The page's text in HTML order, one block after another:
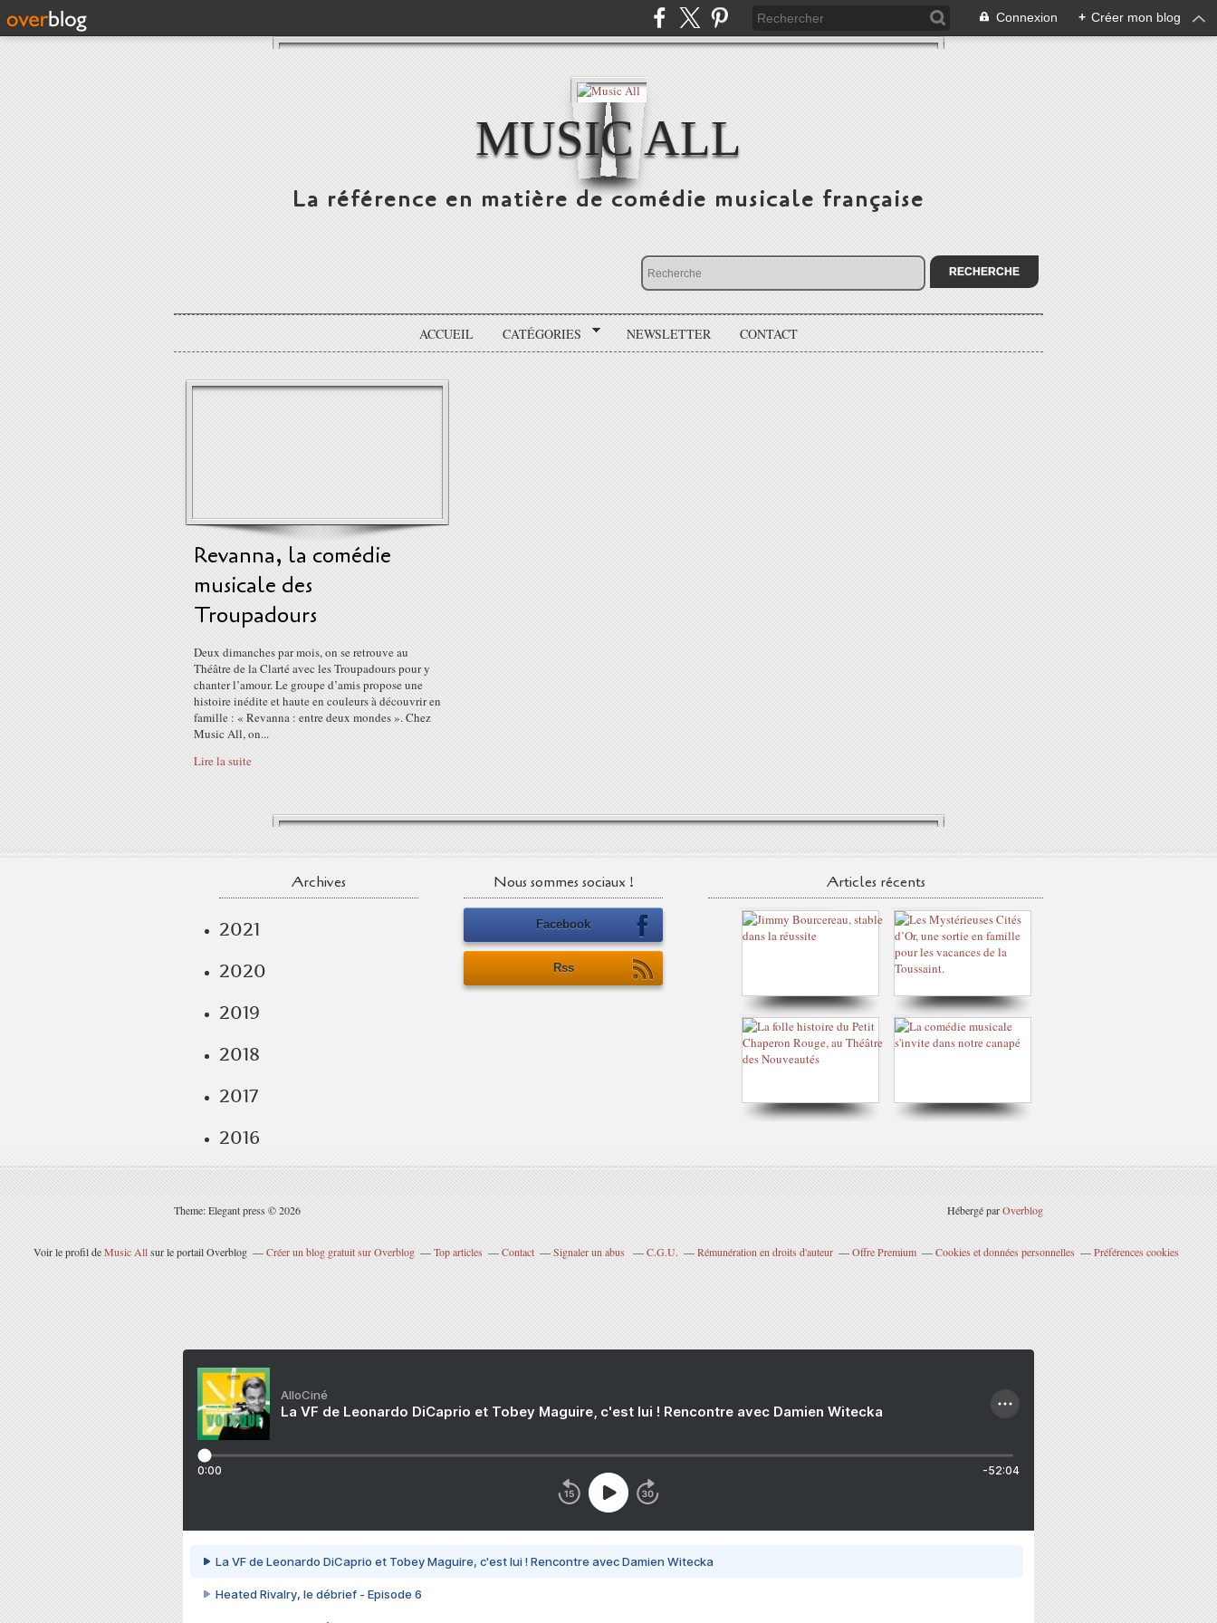
Connexion + Créer mon blog
MUSIC ALL
La référence en matière de comédie musicale française
ACCUEIL CATÉGORIES NEWSLETTER CONTACT
Revanna, la comédie
musicale des
Troupadours
Deux dimanches par mois, on se retrouve au
Théâtre de la Clarté avec les Troupadours pour y
chanter l’amour. Le groupe d’amis propose une
histoire inédite et haute en couleurs à découvrir en
famille : « Revanna : entre deux mondes ». Chez
Music All, on...
Lire la suite
Archives
2021
2020
2019
2018
2017
2016
Nous sommes sociaux !
Facebook
Rss
Articles récents
Theme: Elegant press © 2026 Hébergé parOverblog
Voir le profil deMusic Allsur le portail Overblog Créer un blog gratuit sur Overblog Top articles Contact Signaler un abus C.G.U. Rémunération en droits d'auteur Offre Premium Cookies et données personnelles Préférences cookies
AlloCiné
La VF de Leonardo DiCaprio et Tobey Maguire, c'est lui ! Rencontre avec Damien Witecka
0:00 -52:04
La VF de Leonardo DiCaprio et Tobey Maguire, c'est lui ! Rencontre avec Damien Witecka
Heated Rivalry, le débrief - Episode 6